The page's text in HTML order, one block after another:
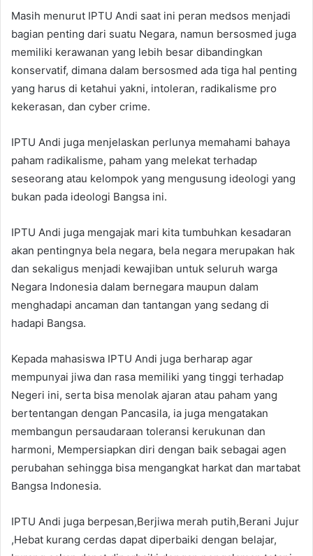
Masih menurut IPTU Andi saat ini peran medsos menjadi
bagian penting dari suatu Negara, namun bersosmed juga
memiliki kerawanan yang lebih besar dibandingkan
konservatif, dimana dalam bersosmed ada tiga hal penting
yang harus di ketahui yakni, intoleran, radikalisme pro
kekerasan, dan cyber crime.
IPTU Andi juga menjelaskan perlunya memahami bahaya
paham radikalisme, paham yang melekat terhadap
seseorang atau kelompok yang mengusung ideologi yang
bukan pada ideologi Bangsa ini.
IPTU Andi juga mengajak mari kita tumbuhkan kesadaran
akan pentingnya bela negara, bela negara merupakan hak
dan sekaligus menjadi kewajiban untuk seluruh warga
Negara Indonesia dalam bernegara maupun dalam
menghadapi ancaman dan tantangan yang sedang di
hadapi Bangsa.
Kepada mahasiswa IPTU Andi juga berharap agar
mempunyai jiwa dan rasa memiliki yang tinggi terhadap
Negeri ini, serta bisa menolak ajaran atau paham yang
bertentangan dengan Pancasila, ia juga mengatakan
membangun persaudaraan toleransi kerukunan dan
harmoni, Mempersiapkan diri dengan baik sebagai agen
perubahan sehingga bisa mengangkat harkat dan martabat
Bangsa Indonesia.
IPTU Andi juga berpesan,Berjiwa merah putih,Berani Jujur
,Hebat kurang cerdas dapat diperbaiki dengan belajar,